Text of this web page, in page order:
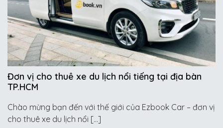
Đơn vị cho thuê xe du lịch nổi tiếng tại địa bàn
TP.HCM
Chào mừng bạn đến với thế giới của Ezbook Car – đơn vị
cho thuê xe du lịch nổi […]